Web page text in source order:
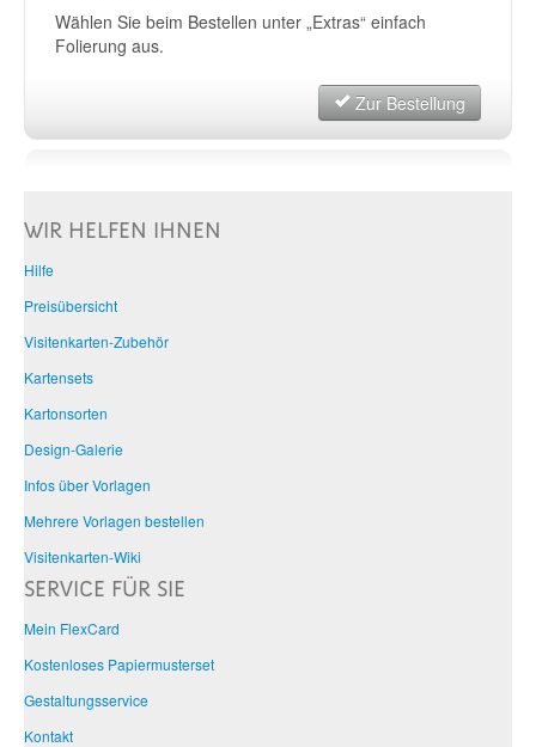
Wählen Sie beim Bestellen unter „Extras“ einfach
Folierung aus.
Zur Bestellung
WIR HELFEN IHNEN
Hilfe
Preisübersicht
Visitenkarten-Zubehör
Kartensets
Kartonsorten
Design-Galerie
Infos über Vorlagen
Mehrere Vorlagen bestellen
Visitenkarten-Wiki
SERVICE FÜR SIE
Mein FlexCard
Kostenloses Papiermusterset
Gestaltungsservice
Kontakt